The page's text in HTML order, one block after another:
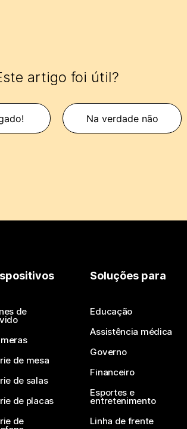
artigo foi útil?
Na verdade não
de
de mesa
de salas
de placas
de
Soluções para
Educação
Assistência médica
Governo
Financeiro
Esportes e
entretenimento
Linha de frente